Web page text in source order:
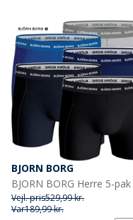
BJORN BORG
Vejl. pris529,99 kr.
Var189,99 kr.